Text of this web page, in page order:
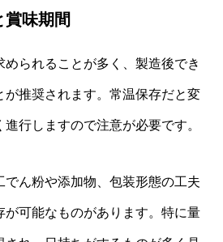
味期間
られることが多く、製造後でき
が推奨されます。常温保存だと変
行しますので注意が必要です。
でん粉や添加物、包装形態の工夫
が可能なものがあります。特に量